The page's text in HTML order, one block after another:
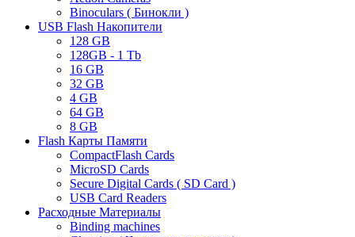
Binoculars ( Бинокли )
USB Flash Накопители
128 GB
128GB - 1 Tb
16 GB
32 GB
4 GB
64 GB
8 GB
Flash Карты Памяти
CompactFlash Cards
MicroSD Cards
Secure Digital Cards ( SD Card )
USB Card Readers
Расходные Материалы
Binding machines